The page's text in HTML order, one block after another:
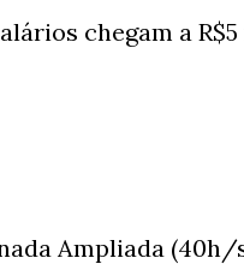
chegam a
Ampliada (40h/